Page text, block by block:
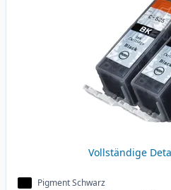
Vollständige
Pigment Schwarz